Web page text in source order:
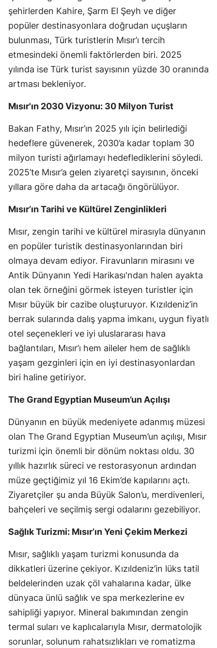
şehirlerden Kahire, Şarm El Şeyh ve diğer
popüler destinasyonlara doğrudan uçuşların
bulunması, Türk turistlerin Mısır’ı tercih
etmesindeki önemli faktörlerden biri. 2025
yılında ise Türk turist sayısının yüzde 30 oranında
artması bekleniyor.
Mısır'ın 2030 Vizyonu: 30 Milyon Turist
Bakan Fathy, Mısır’ın 2025 yılı için belirlediği
hedeflere güvenerek, 2030’a kadar toplam 30
milyon turisti ağırlamayı hedeflediklerini söyledi.
2025’te Mısır’a gelen ziyaretçi sayısının, önceki
yıllara göre daha da artacağı öngörülüyor.
Mısır’ın Tarihi ve Kültürel Zenginlikleri
Mısır, zengin tarihi ve kültürel mirasıyla dünyanın
en popüler turistik destinasyonlarından biri
olmaya devam ediyor. Firavunların mirasını ve
Antik Dünyanın Yedi Harikası'ndan halen ayakta
olan tek örneğini görmek isteyen turistler için
Mısır büyük bir cazibe oluşturuyor. Kızıldeniz’in
berrak sularında dalış yapma imkanı, uygun fiyatlı
otel seçenekleri ve iyi uluslararası hava
bağlantıları, Mısır’ı hem aileler hem de sağlıklı
yaşam gezginleri için en iyi destinasyonlardan
biri haline getiriyor.
The Grand Egyptian Museum’un Açılışı
Dünyanın en büyük medeniyete adanmış müzesi
olan The Grand Egyptian Museum’un açılışı, Mısır
turizmi için önemli bir dönüm noktası oldu. 30
yıllık hazırlık süreci ve restorasyonun ardından
müze geçtiğimiz yıl 16 Ekim’de kapılarını açtı.
Ziyaretçiler şu anda Büyük Salon’u, merdivenleri,
bahçeleri ve seçilmiş sergi odalarını gezebiliyor.
Sağlık Turizmi: Mısır’ın Yeni Çekim Merkezi
Mısır, sağlıklı yaşam turizmi konusunda da
dikkatleri üzerine çekiyor. Kızıldeniz’in lüks tatil
beldelerinden uzak çöl vahalarına kadar, ülke
dünyaca ünlü sağlık ve spa merkezlerine ev
sahipliği yapıyor. Mineral bakımından zengin
termal suları ve kaplıcalarıyla Mısır, dermatolojik
sorunlar, solunum rahatsızlıkları ve romatizma